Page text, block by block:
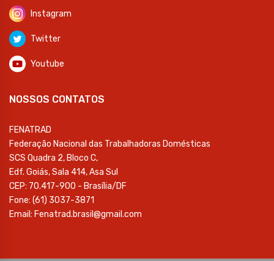
Instagram
Twitter
Youtube
NOSSOS CONTATOS
FENATRAD
Federação Nacional das Trabalhadoras Domésticas
SCS Quadra 2, Bloco C,
Edf. Goiás, Sala 414, Asa Sul
CEP: 70.417-900 - Brasília/DF
Fone: (61) 3037-3871
Email: Fenatrad.brasil@gmail.com